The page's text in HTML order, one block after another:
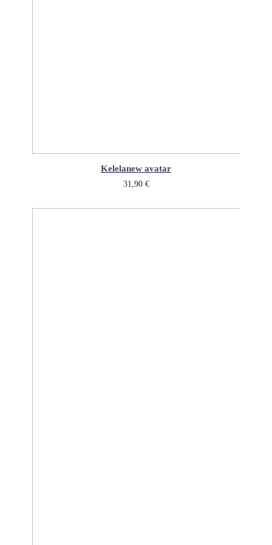
Kelelanew avatar
31,90 €